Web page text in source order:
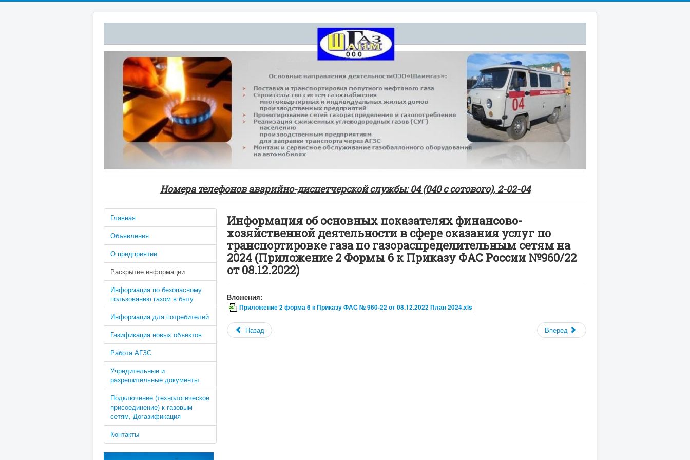
Номера телефонов аварийно-диспетчерской службы: 04 (040 с сотового), 2-02-04
Главная
Объявления
О предприятии
Раскрытие информации
Информация по безопасному
пользованию газом в быту
Информация для потребителей
Газификация новых объектов
Работа АГЗС
Учредительные и
разрешительные документы
Подключение (технологическое
присоединение) к газовым
сетям, Догазификация
Контакты
Информация об основных показателях финансово-
хозяйственной деятельности в сфере оказания услуг по
транспортировке газа по газораспределительным сетям на
2024 (Приложение 2 Формы 6 к Приказу ФАС России №960/22
от 08.12.2022)
Вложения:
Приложение 2 форма 6 к Приказу ФАС № 960-22 от 08.12.2022 План 2024.xls
Назад Вперед